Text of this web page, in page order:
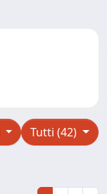
Tutti (42)